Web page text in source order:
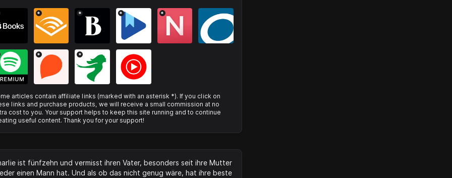
* * * *
* *
articles contain affiliate links (marked with an asterisk *). If you click on
links and purchase products, we will receive a small commission at no
cost to you. Your support helps to keep this site running and to continue
useful content. Thank you for your support!
ist fünfzehn und vermisst ihren Vater, besonders seit ihre Mutter
einen Mann hat. Und als ob das nicht genug wäre, hat ihre beste